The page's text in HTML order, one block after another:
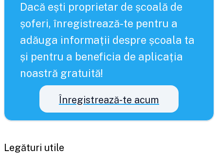
Dacă ești proprietar de școală de
șoferi, înregistrează-te pentru a
adăuga informații despre școala ta
și pentru a beneficia de aplicația
noastră gratuită!
Înregistrează-te acum
Legături utile